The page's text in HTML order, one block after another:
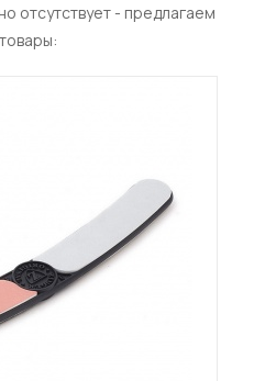
отсутствует - предлагаем